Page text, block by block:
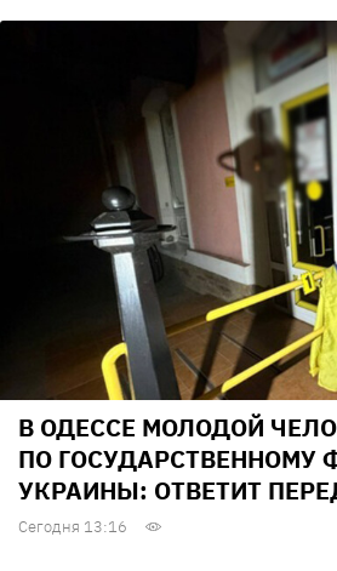
В ОДЕССЕ МОЛОДОЙ
ПО ГОСУДАРСТВЕННОМУ
УКРАИНЫ: ОТВЕТИТ
Сегодня 13:16